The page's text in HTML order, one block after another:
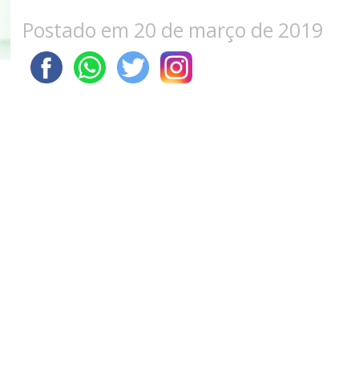
Postado em 20 de março de 2019